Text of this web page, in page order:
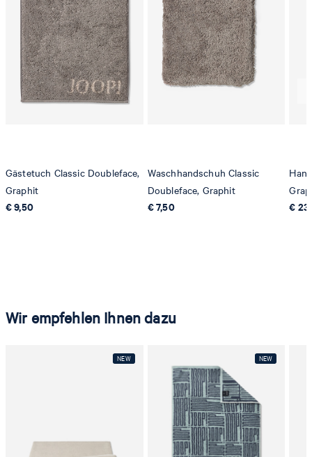
Gästetuch Classic Doubleface,
Graphit
€ 9,50
Waschhandschuh Classic
Doubleface, Graphit
€ 7,50
€
Wir empfehlen Ihnen dazu